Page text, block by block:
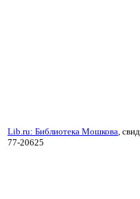
Lib.ru: Библиотека Мошкова,
77-20625